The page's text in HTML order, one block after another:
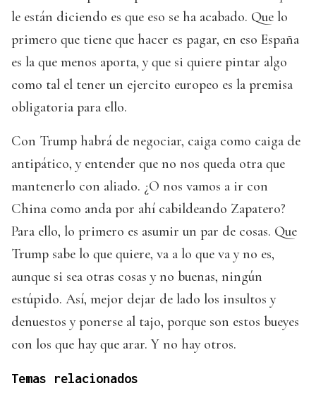
le están diciendo es que eso se ha acabado. Que lo
primero que tiene que hacer es pagar, en eso España
es la que menos aporta, y que si quiere pintar algo
como tal el tener un ejercito europeo es la premisa
obligatoria para ello.
Con Trump habrá de negociar, caiga como caiga de
antipático, y entender que no nos queda otra que
mantenerlo con aliado. ¿O nos vamos a ir con
China como anda por ahí cabildeando Zapatero?
Para ello, lo primero es asumir un par de cosas. Que
Trump sabe lo que quiere, va a lo que va y no es,
aunque si sea otras cosas y no buenas, ningún
estúpido. Así, mejor dejar de lado los insultos y
denuestos y ponerse al tajo, porque son estos bueyes
con los que hay que arar. Y no hay otros.
Temas relacionados